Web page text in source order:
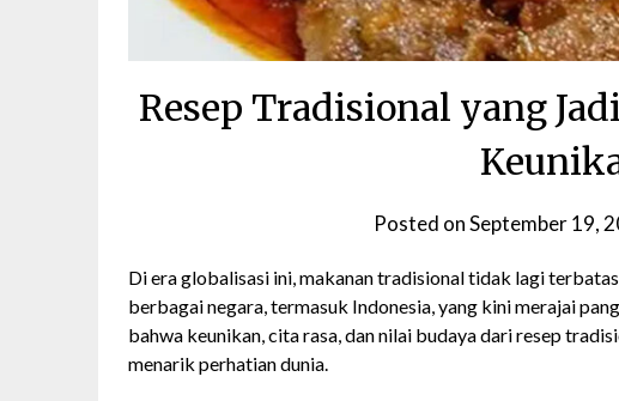
Resep Tradisional yang
Posted onSeptember 19,
Di era globalisasi ini, makanan tradisional tidak lagi
berbagai negara, termasuk Indonesia, yang kini merajai
bahwa keunikan, cita rasa, dan nilai budaya dari resep
menarik perhatian dunia.